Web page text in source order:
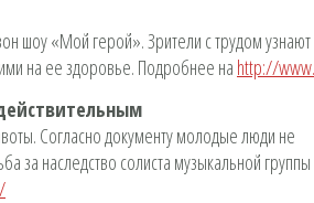
шоу «Мой герой». Зрители с трудом
на ее здоровье. Подробнее на http://
Согласно документу молодые люди не
за наследство солиста музыкальной